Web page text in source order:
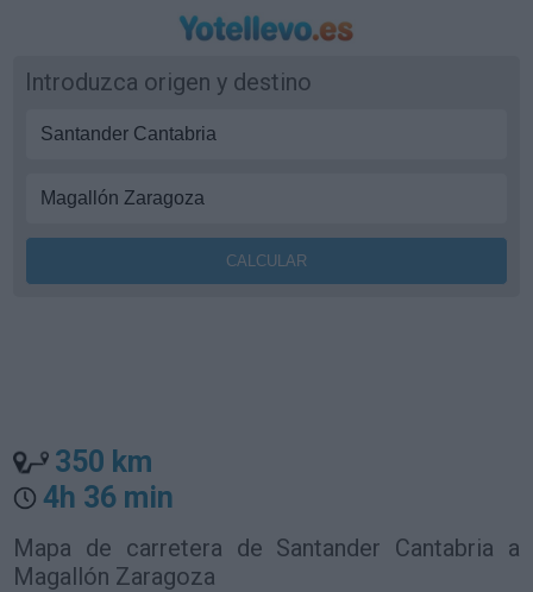
Introduzca origen y destino
350 km
4h 36 min
Mapa de carretera de Santander Cantabria a
Magallón Zaragoza